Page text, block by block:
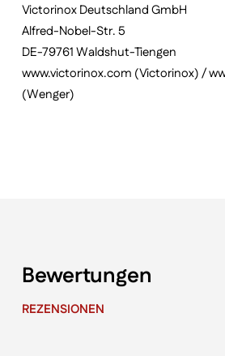
Victorinox Deutschland GmbH
Alfred-Nobel-Str. 5
DE-79761 Waldshut-Tiengen
www.victorinox.com (Victorinox) /
(Wenger)
Bewertungen
REZENSIONEN